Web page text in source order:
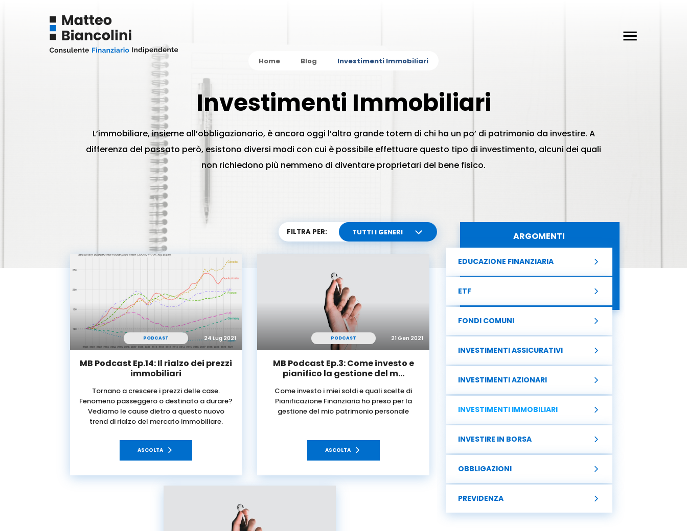
Home Blog Investimenti Immobiliari
Investimenti Immobiliari
L’immobiliare, insieme all’obbligazionario, è ancora oggi l’altro grande totem di chi ha un po’ di patrimonio da investire. A
differenza del passato però, esistono diversi modi con cui è possibile effettuare questo tipo di investimento, alcuni dei quali
non richiedono più nemmeno di diventare proprietari del bene fisico.
FILTRA PER: TUTTI I GENERI
PODCAST 24 Lug 2021
MB Podcast Ep.14: Il rialzo dei prezzi
immobiliari
Tornano a crescere i prezzi delle case.
Fenomeno passeggero o destinato a durare?
Vediamo le cause dietro a questo nuovo
trend di rialzo del mercato immobiliare.
ASCOLTA
PODCAST 21 Gen 2021
MB Podcast Ep.3: Come investo e
pianifico la gestione del m…
Come investo i miei soldi e quali scelte di
Pianificazione Finanziaria ho preso per la
gestione del mio patrimonio personale
ASCOLTA
ARGOMENTI
EDUCAZIONE FINANZIARIA
ETF
FONDI COMUNI
INVESTIMENTI ASSICURATIVI
INVESTIMENTI AZIONARI
INVESTIMENTI IMMOBILIARI
INVESTIRE IN BORSA
OBBLIGAZIONI
PREVIDENZA